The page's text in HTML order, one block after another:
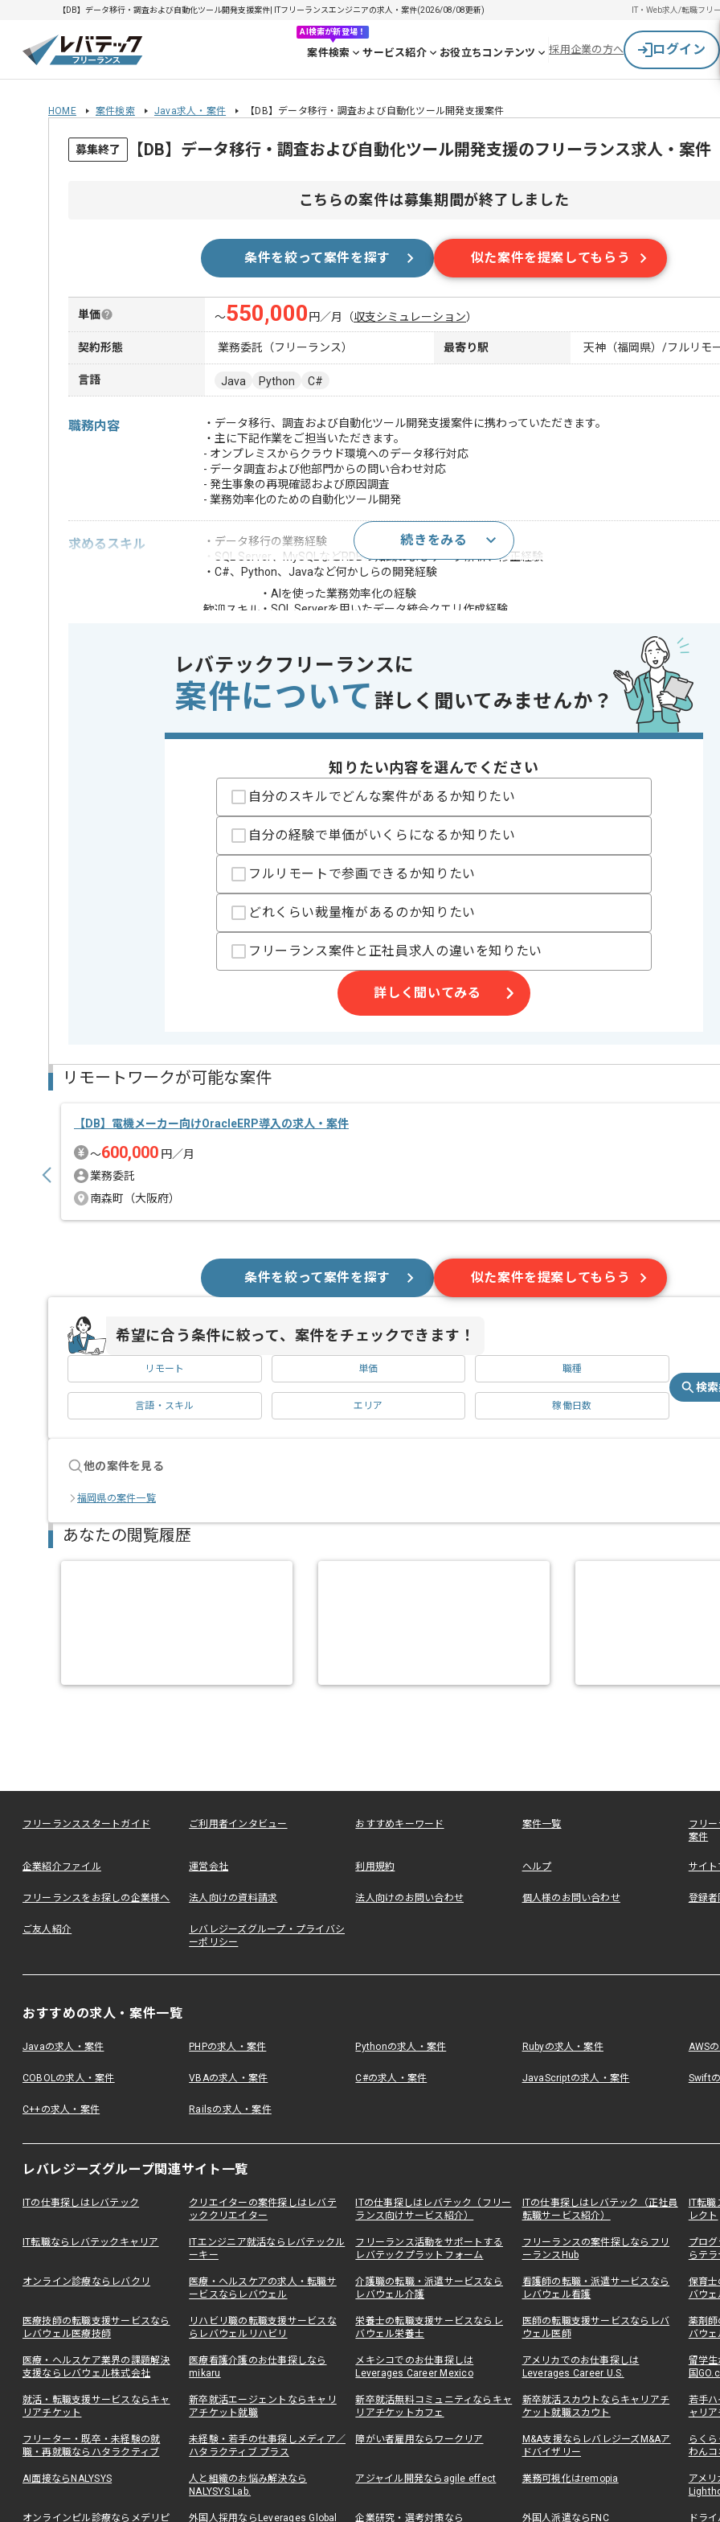
【DB】データ移行・調査および自動化ツール開発支援案件| ITフリーランスエンジニアの求人・案件(2026/08/08更新) IT・Web求人/転職フリ
AI検索が新登場！
案件検索 サービス紹介 お役立ちコンテンツ 採用企業の方へ ログイン
HOME 案件検索 Java求人・案件 【DB】データ移行・調査および自動化ツール開発支援案件
募集終了 【DB】データ移行・調査および自動化ツール開発支援のフリーランス求人・案件
こちらの案件は募集期間が終了しました
条件を絞って案件を探す 似た案件を提案してもらう
単価 〜550,000 円／月 （収支シミュレーション）
契約形態 業務委託（フリーランス） 最寄り駅 天神（福岡県）/フルリモ
言語 Java Python C#
職務内容
・データ移行、調査および自動化ツール開発支援案件に携わっていただきます。
・主に下記作業をご担当いただきます。
- オンプレミスからクラウド環境へのデータ移行対応
- データ調査および他部門からの問い合わせ対応
- 発生事象の再現確認および原因調査
- 業務効率化のための自動化ツール開発
求めるスキル
・データ移行の業務経験
・SQL Server、MySQLなどRDBの知識およびデータ解析、修正経験
・C#、Python、Javaなど何かしらの開発経験
歓迎スキル
・AIを使った業務効率化の経験
・SQL Serverを用いたデータ統合クエリ作成経験
※上記に似た経験やスキルをお持ちであれば申し込み可能なケースもございます！まずはお気軽にご相談ください！
この案件で扱う技術 DB SQL Server , MySQL
この案件のポイント 特徴 長期プロジェクト
精算条件
有
精算基準時間
140時間〜180時間
支払いサイト
レバテックでの実績がある企業の案件でございます。
複数案件を保有している企業ですので、
ご経験と実績に応じてスライド案件のご提案も差し上げる場合がございます。
経験豊富なエンジニアと成長が出来る環境でございます。
スキルアップされたい方、長期的に参画されたい方にオススメの案件です。
続きをみる
レバテックフリーランスに
案件について 詳しく聞いてみませんか？
知りたい内容を選んでください
自分のスキルでどんな案件があるか知りたい
自分の経験で単価がいくらになるか知りたい
フルリモートで参画できるか知りたい
どれくらい裁量権があるのか知りたい
フリーランス案件と正社員求人の違いを知りたい
詳しく聞いてみる
リモートワークが可能な案件
【DB】電機メーカー向けOracleERP導入の求人・案件
〜600,000 円／月
業務委託
南森町（大阪府）
条件を絞って案件を探す 似た案件を提案してもらう
希望に合う条件に絞って、案件をチェックできます！
リモート 単価 職種
言語・スキル エリア 稼働日数
検
他の案件を見る
福岡県の案件一覧
あなたの閲覧履歴
フリーランススタートガイド ご利用者インタビュー おすすめキーワード 案件一覧
フリ
案件
企業紹介ファイル 運営会社 利用規約 ヘルプ サイ
フリーランスをお探しの企業様へ 法人向けの資料請求 法人向けのお問い合わせ 個人様のお問い合わせ 登録者
ご友人紹介
レバレジーズグループ・プライバシ
ーポリシー
おすすめの求人・案件一覧
Javaの求人・案件 PHPの求人・案件 Pythonの求人・案件 Rubyの求人・案件 AWS
COBOLの求人・案件 VBAの求人・案件 C#の求人・案件 JavaScriptの求人・案件 Swift
C++の求人・案件 Railsの求人・案件
レバレジーズグループ関連サイト一覧
ITの仕事探しはレバテック
クリエイターの案件探しはレバテ
ッククリエイター
ITの仕事探しはレバテック（フリー
ランス向けサービス紹介）
ITの仕事探しはレバテック（正社員
転職サービス紹介）
IT転
レクト
IT転職ならレバテックキャリア
ITエンジニア就活ならレバテックル
ーキー
フリーランス活動をサポートする
レバテックプラットフォーム
フリーランスの案件探しならフリ
ーランスHub
プロ
らテ
オンライン診療ならレバクリ
医療・ヘルスケアの求人・転職サ
ービスならレバウェル
介護職の転職・派遣サービスなら
レバウェル介護
看護師の転職・派遣サービスなら
レバウェル看護
保育
バウ
医療技師の転職支援サービスなら
レバウェル医療技師
リハビリ職の転職支援サービスな
らレバウェルリハビリ
栄養士の転職支援サービスならレ
バウェル栄養士
医師の転職支援サービスならレバ
ウェル医師
薬剤
バウ
医療・ヘルスケア業界の課題解決
支援ならレバウェル株式会社
医療看護介護のお仕事探しなら
mikaru
メキシコでのお仕事探しは
Leverages Career Mexico
アメリカでのお仕事探しは
Leverages Career U.S.
留学
国
就活・転職支援サービスならキャ
リアチケット
新卒就活エージェントならキャリ
アチケット就職
新卒就活無料コミュニティならキャ
リアチケットカフェ
新卒就活スカウトならキャリアチ
ケット就職スカウト
若手
ャリ
フリーター・既卒・未経験の就
職・再就職ならハタラクティブ
未経験・若手の仕事探しメディア／
ハタラクティブ プラス
障がい者雇用ならワークリア
M&A支援ならレバレジーズM&Aア
ドバイザリー
らく
わんコ
AI面接ならNALYSYS
人と組織のお悩み解決なら
NALYSYS Lab.
アジャイル開発ならagile effect 業務可視化はremopia
アメ
オンラインピル診療ならメデリピ 外国人採用ならLeverages Global 企業研究・選考対策なら 外国人派遣ならFNC ドラ